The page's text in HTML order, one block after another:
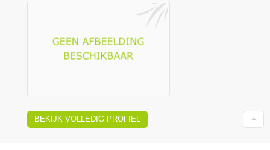
BEKIJK VOLLEDIG PROFIEL